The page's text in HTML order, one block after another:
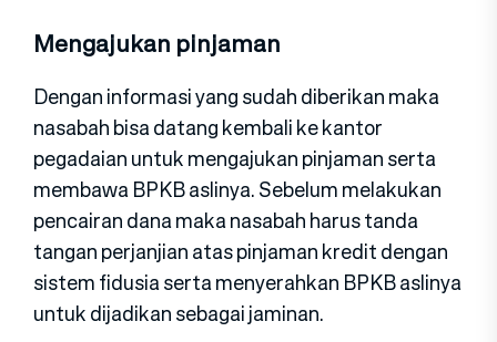
Mengajukan pinjaman
Dengan informasi yang sudah diberikan maka
nasabah bisa datang kembali ke kantor
pegadaian untuk mengajukan pinjaman serta
membawa BPKB aslinya. Sebelum melakukan
pencairan dana maka nasabah harus tanda
tangan perjanjian atas pinjaman kredit dengan
sistem fidusia serta menyerahkan BPKB aslinya
untuk dijadikan sebagai jaminan.